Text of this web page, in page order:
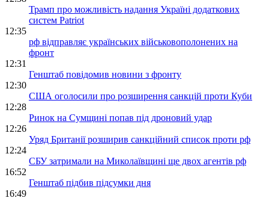
Трамп про можливість надання Україні додаткових
систем Patriot
12:35
рф відправляє українських військовополонених на
фронт
12:31
Генштаб повідомив новини з фронту
12:30
США оголосили про розширення санкцій проти Куби
12:28
Ринок на Сумщині попав під дроновий удар
12:26
Уряд Британії розширив санкційний список проти рф
12:24
СБУ затримали на Миколаївщині ще двох агентів рф
16:52
Генштаб підбив підсумки дня
16:49